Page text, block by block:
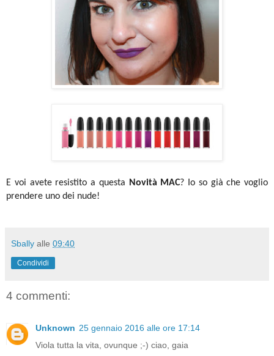
E voi avete resistito a questa Novità MAC? Io so già che voglio
prendere uno dei nude!
Sbally alle 09:40
Condividi
4 commenti:
Unknown 25 gennaio 2016 alle ore 17:14
Viola tutta la vita, ovunque ;-) ciao, gaia